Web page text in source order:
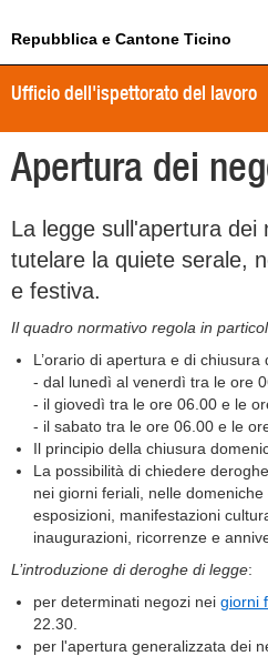
Repubblica e Cantone Ticino
Ufficio dell'ispettorato del lavoro
Apertura dei
La legge sull'apertura dei
tutelare la quiete serale,
e festiva.
Il quadro normativo regola in
L’orario di apertura e di
- dal lunedì al venerdì tra le ore
- il giovedì tra le ore 06.00 e le
- il sabato tra le ore 06.00 e le
Il principio della chiusura
La possibilità di chiedere
nei giorni feriali, nelle
esposizioni, manifestazioni
inaugurazioni, ricorrenze e
L’introduzione di deroghe di legge:
per determinati negozi nei giorni
22.30.
per l'apertura generalizzata dei